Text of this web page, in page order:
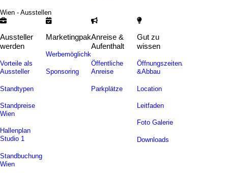
Wien - Ausstellen
Aussteller
werden
Vorteile als
Aussteller
Standtypen
Standpreise
Wien
Hallenplan
Studio 1
Standbuchung
Wien
Marketingpakete
Werbemöglichkeiten
Sponsoring
Anreise &
Aufenthalt
Öffentliche
Anreise
Parkplätze
Gut zu
wissen
Öffnungszeiten/Auf-
&Abbau
Location
Leitfaden
Foto Galerie
Downloads